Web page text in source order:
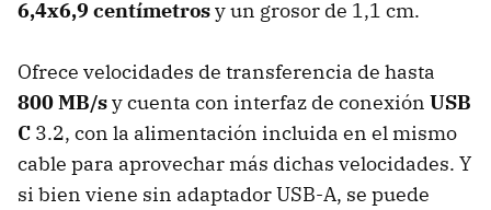
6,4x6,9 centímetrosy un grosor de 1,1 cm.
Ofrece velocidades de transferencia de hasta
800 MB/sy cuenta con interfaz de conexión USB
C 3.2, con la alimentación incluida en el mismo
cable para aprovechar más dichas velocidades. Y
si bien viene sin adaptador USB-A, se puede